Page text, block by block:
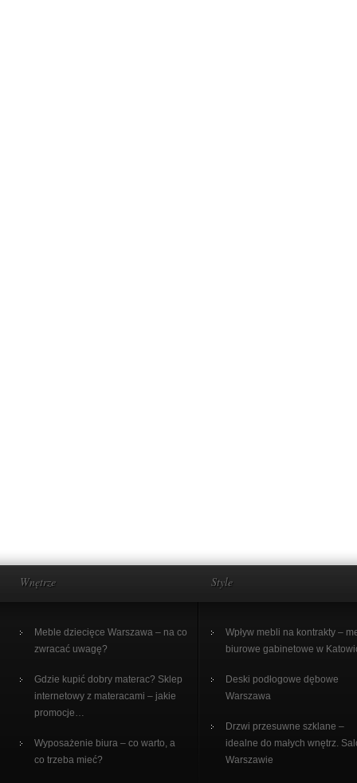
Wnętrze
Meble dziecięce Warszawa – na co
zwracać uwagę?
Gdzie kupić dobry materac? Sklep
internetowy z materacami – jakie
promocje…
Wyposażenie biura – co warto, a
co trzeba mieć?
Style
Wpływ mebli na kontrakty –
biurowe gabinetowe w
Deski podłogowe dębowe
Warszawa
Drzwi przesuwne szklane –
idealne do małych wnętrz.
Warszawie